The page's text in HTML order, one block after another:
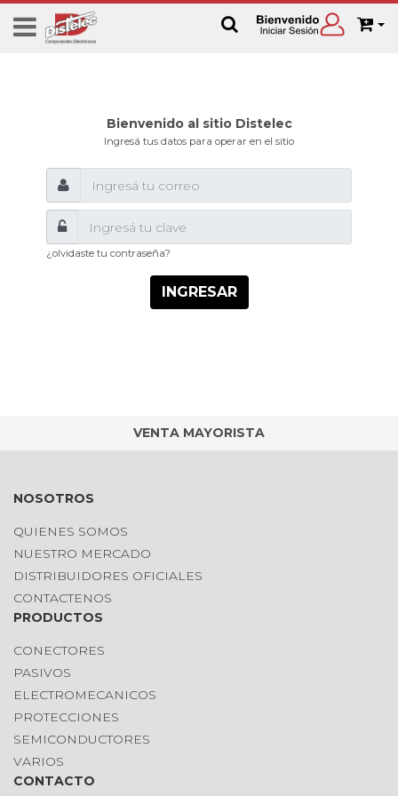
Bienvenido al sitio Distelec
Ingresá tus datos para operar en el sitio
¿olvidaste tu contraseña?
INGRESAR
VENTA MAYORISTA
NOSOTROS
QUIENES SOMOS
NUESTRO MERCADO
DISTRIBUIDORES OFICIALES
CONTACTENOS
PRODUCTOS
CONECTORES
PASIVOS
ELECTROMECANICOS
PROTECCIONES
SEMICONDUCTORES
VARIOS
CONTACTO